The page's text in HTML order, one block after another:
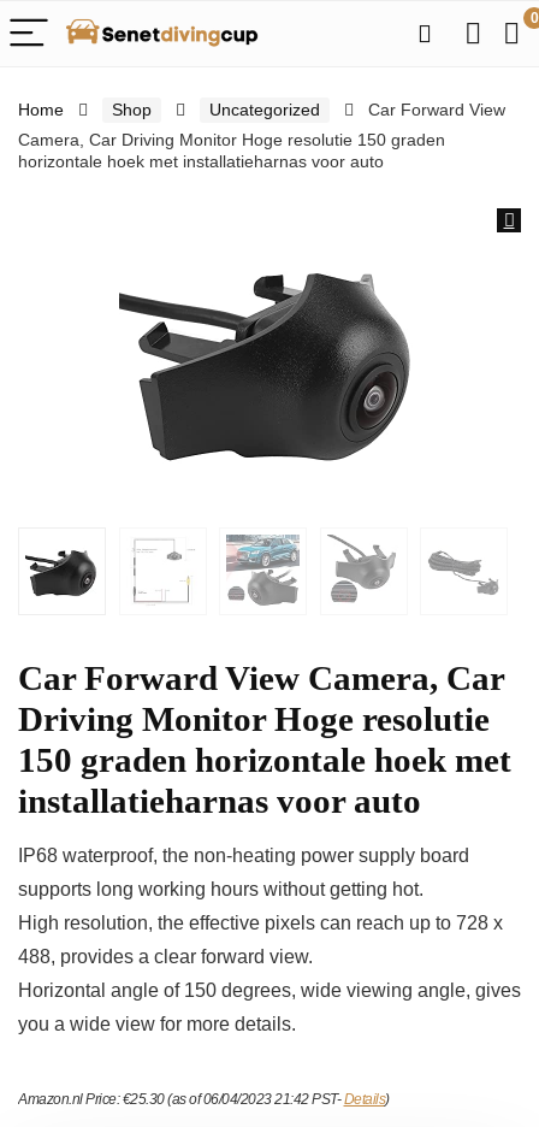
0
Home Shop Uncategorized
Car Forward View
Camera, Car Driving Monitor Hoge resolutie 150 graden
horizontale hoek met installatieharnas voor auto
Car Forward View Camera, Car
Driving Monitor Hoge resolutie
150 graden horizontale hoek met
installatieharnas voor auto
IP68 waterproof, the non-heating power supply board
supports long working hours without getting hot.
High resolution, the effective pixels can reach up to 728 x
488, provides a clear forward view.
Horizontal angle of 150 degrees, wide viewing angle, gives
you a wide view for more details.
Amazon.nl Price:€25.30(as of 06/04/2023 21:42 PST-Details)